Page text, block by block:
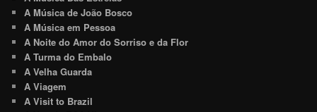
A Música de João Bosco
A Música em Pessoa
A Noite do Amor do Sorriso e da Flor
A Turma do Embalo
A Velha Guarda
A Viagem
A Visit to Brazil